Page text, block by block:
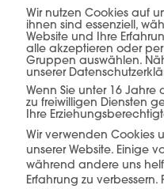
mehr erfahren
Wir nutzen Cookies auf
ihnen sind essenziell,
Website und Ihre
alle akzeptieren oder
Gruppen auswählen.
unserer
Wenn Sie unter 16 Jahre
zu freiwilligen Diensten
Ihre
Wir verwenden Cookies
unserer Website. Einige
während andere uns
Erfahrung zu verbessern.